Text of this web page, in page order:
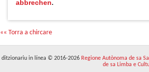
abbrechen.
«« Torra a chircare
ditzionariu in línea © 2016-2026 Regione Autònoma de sa
de sa Limba e